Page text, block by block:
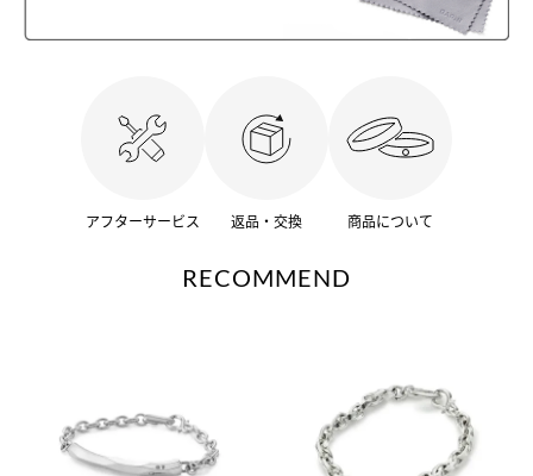
アフターサービス 返品・交換 商品について
RECOMMEND